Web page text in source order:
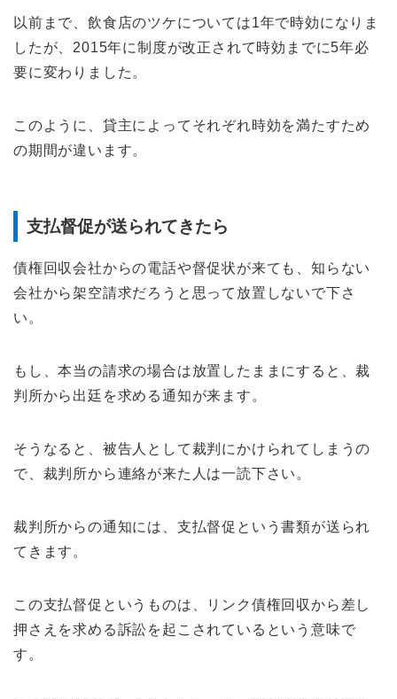
以前まで、飲食店のツケについては1年で時効になりま
したが、2015年に制度が改正されて時効までに5年必
要に変わりました。
このように、貸主によってそれぞれ時効を満たすため
の期間が違います。
支払督促が送られてきたら
債権回収会社からの電話や督促状が来ても、知らない
会社から架空請求だろうと思って放置しないで下さ
い。
もし、本当の請求の場合は放置したままにすると、裁
判所から出廷を求める通知が来ます。
そうなると、被告人として裁判にかけられてしまうの
で、裁判所から連絡が来た人は一読下さい。
裁判所からの通知には、支払督促という書類が送られ
てきます。
この支払督促というものは、リンク債権回収から差し
押さえを求める訴訟を起こされているという意味で
す。